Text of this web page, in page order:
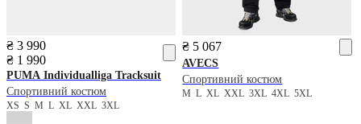
₴ 3 990
₴ 1 990
PUMA Individualliga Tracksuit
Спортивний костюм
XS S M L XL XXL 3XL
₴ 5 067
AVECS
Спортивний костюм
MLXLXXL3XL4XL5XL